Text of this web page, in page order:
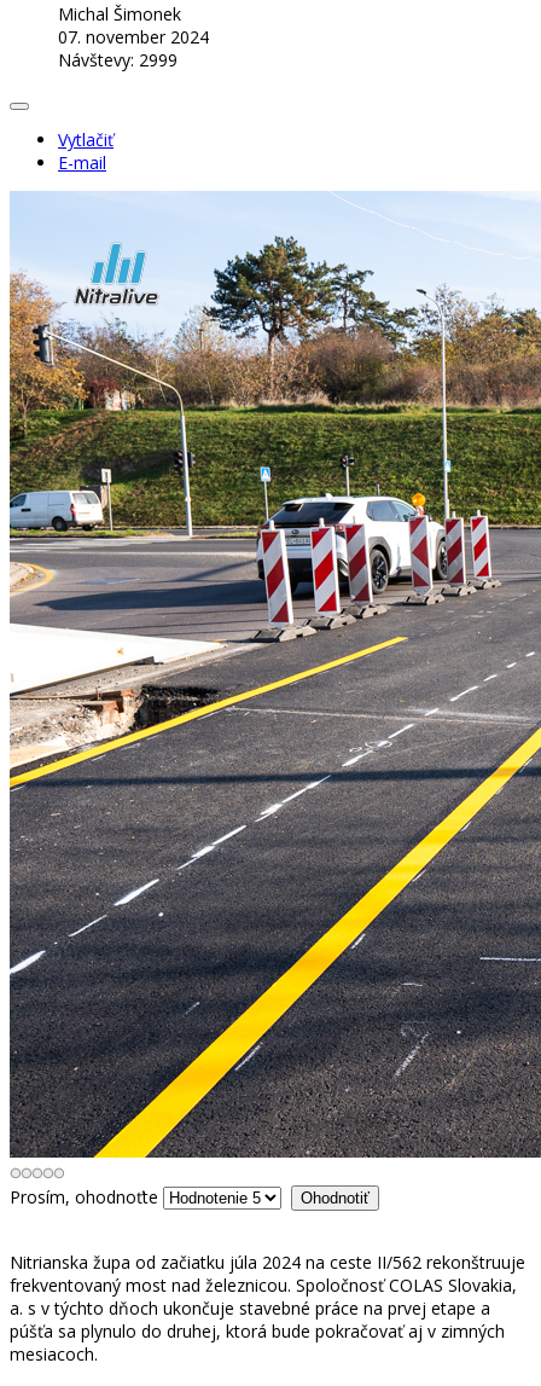
Michal Šimonek
07. november 2024
Návštevy: 2999
Vytlačiť
E-mail
Prosím, ohodnoťte
Nitrianska župa od začiatku júla 2024 na ceste II/562 rekonštruuje
frekventovaný most nad železnicou. Spoločnosť COLAS Slovakia,
a. s v týchto dňoch ukončuje stavebné práce na prvej etape a
púšťa sa plynulo do druhej, ktorá bude pokračovať aj v zimných
mesiacoch.